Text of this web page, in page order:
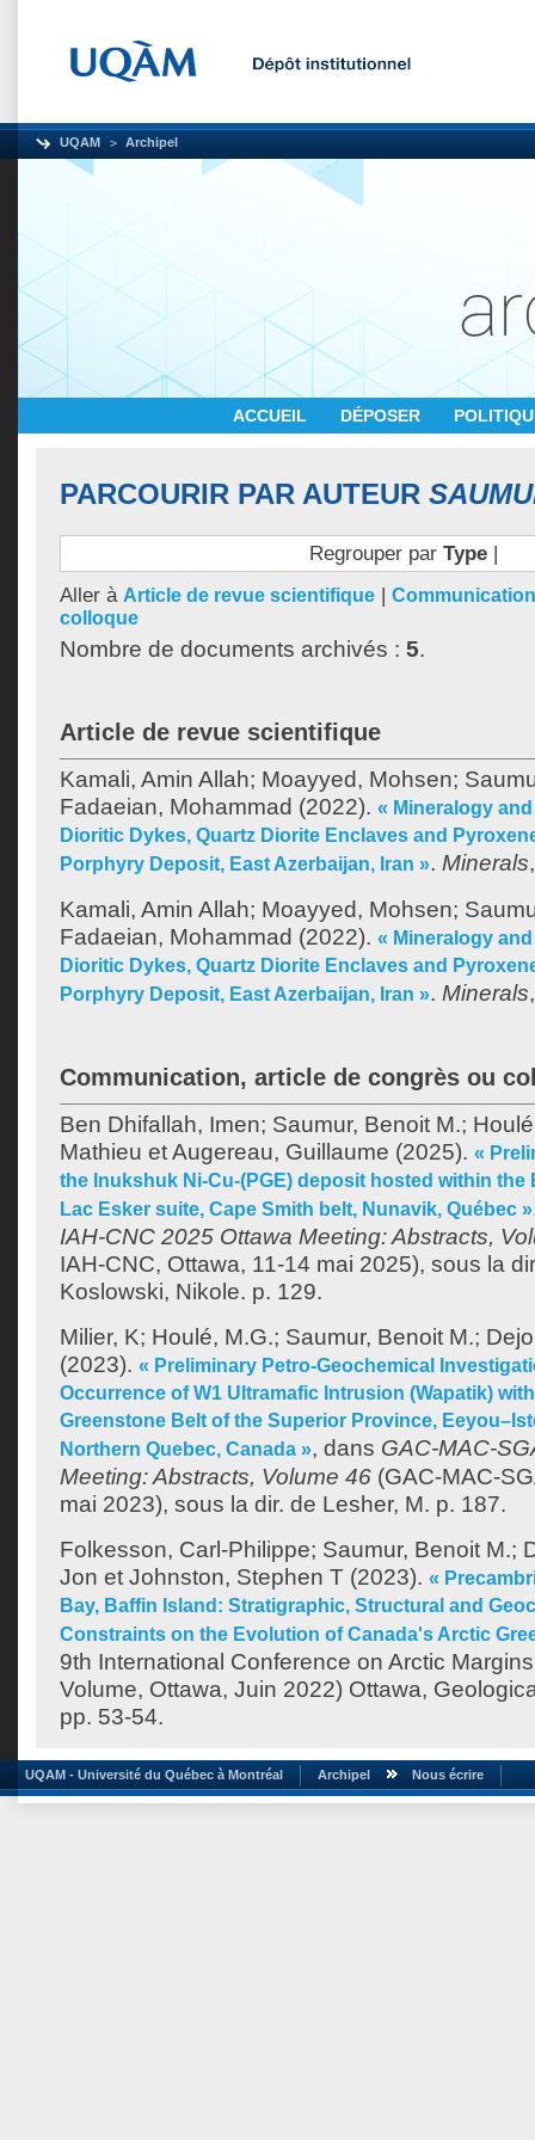
UQAM Archipel
ACCUEIL DÉPOSER
PARCOURIR PAR AUTEUR
Regrouper par Type|
Aller à Article de revue scientifique |
colloque
Nombre de documents archivés : 5.
Article de revue scientifique
Kamali, Amin Allah; Moayyed, Mohsen;
Fadaeian, Mohammad (2022). « Mineralogy
Dioritic Dykes, Quartz Diorite Enclaves and
Porphyry Deposit, East Azerbaijan, Iran ». Minerals
Kamali, Amin Allah; Moayyed, Mohsen;
Fadaeian, Mohammad (2022). « Mineralogy
Dioritic Dykes, Quartz Diorite Enclaves and
Porphyry Deposit, East Azerbaijan, Iran ». Minerals
Communication, article de congrès ou
Ben Dhifallah, Imen; Saumur, Benoit M.;
Mathieu etAugereau, Guillaume (2025). «
the Inukshuk Ni-Cu-(PGE) deposit hosted within the
Lac Esker suite, Cape Smith belt, Nunavik, Québec »
IAH-CNC 2025 Ottawa Meeting: Abstracts,
IAH-CNC, Ottawa, 11-14 mai 2025), sous la
Koslowski, Nikole. p. 129.
Milier, K; Houlé, M.G.; Saumur, Benoit M.;
(2023). « Preliminary Petro-Geochemical
Occurrence of W1 Ultramafic Intrusion (Wapatik)
Greenstone Belt of the Superior Province,
Northern Quebec, Canada », dans GAC-MAC-
Meeting: Abstracts, Volume 46 (GAC-MAC-
mai 2023), sous la dir. de Lesher, M. p. 187.
Folkesson, Carl-Philippe; Saumur, Benoit M.;
Jon et Johnston, Stephen T (2023). «
Bay, Baffin Island: Stratigraphic, Structural and
Constraints on the Evolution of Canada's Arctic
9th International Conference on Arctic
Volume, Ottawa, Juin 2022) Ottawa,
pp. 53-54.
UQAM - Université du Québec à Montréal Archipel Nous écrire